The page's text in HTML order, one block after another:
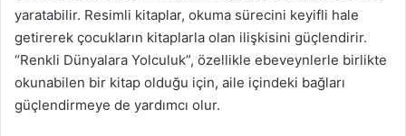
yaratabilir. Resimli kitaplar, okuma sürecini keyifli hale
getirerek çocukların kitaplarla olan ilişkisini güçlendirir.
“Renkli Dünyalara Yolculuk”, özellikle ebeveynlerle birlikte
okunabilen bir kitap olduğu için, aile içindeki bağları
güçlendirmeye de yardımcı olur.